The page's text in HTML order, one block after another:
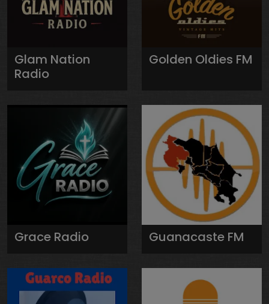
Glam Nation
Radio
Golden Oldies FM
Grace Radio Guanacaste FM